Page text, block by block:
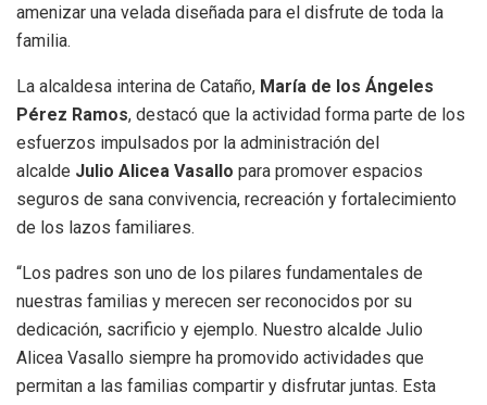
amenizar una velada diseñada para el disfrute de toda la
familia.
La alcaldesa interina de Cataño, María de los Ángeles
Pérez Ramos, destacó que la actividad forma parte de los
esfuerzos impulsados por la administración del
alcalde Julio Alicea Vasallo para promover espacios
seguros de sana convivencia, recreación y fortalecimiento
de los lazos familiares.
“Los padres son uno de los pilares fundamentales de
nuestras familias y merecen ser reconocidos por su
dedicación, sacrificio y ejemplo. Nuestro alcalde Julio
Alicea Vasallo siempre ha promovido actividades que
permitan a las familias compartir y disfrutar juntas. Esta